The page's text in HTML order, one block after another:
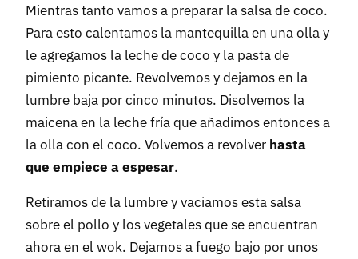
Mientras tanto vamos a preparar la salsa de coco.
Para esto calentamos la mantequilla en una olla y
le agregamos la leche de coco y la pasta de
pimiento picante. Revolvemos y dejamos en la
lumbre baja por cinco minutos. Disolvemos la
maicena en la leche fría que añadimos entonces a
la olla con el coco. Volvemos a revolver hasta
que empiece a espesar.
Retiramos de la lumbre y vaciamos esta salsa
sobre el pollo y los vegetales que se encuentran
ahora en el wok. Dejamos a fuego bajo por unos